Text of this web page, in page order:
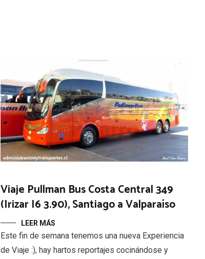
Viaje Pullman Bus Costa Central 349
(Irizar I6 3.90), Santiago a Valparaíso
LEER MÁS
Este fin de semana tenemos una nueva Experiencia
de Viaje :), hay hartos reportajes cocinándose y